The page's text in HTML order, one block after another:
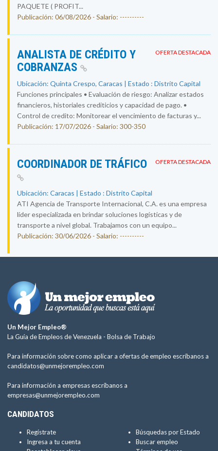
PAQUETE ( PROFIT...
Publicación: 06/08/2026 - Salario: ----------
OFERTA DESTACADA
ANALISTA DE CRÉDITO Y
COBRANZAS
Ubicación: Quinta Crespo, Caracas | Estado : Distrito Capital
Funciones principales • Evaluación de riesgo: Analizar estados
financieros, historiales crediticios y capacidad de pago. •
Control de credito: Monitorear el vencimiento de facturas y...
Publicación: 17/07/2026 - Salario: 300-350
OFERTA DESTACADA
COORDINADOR DE TRÁFICO
Ubicación: Caracas | Estado : Distrito Capital
ATI Agencia de Transporte Internacional, C.A. es una empresa
líder especializada en brindar soluciones logísticas y de
transporte a nivel global. Trabajamos con un equipo...
Publicación: 30/06/2026 - Salario: ----------
Un Mejor Empleo®
La Guía de Empleos de Venezuela - Bolsa de Trabajo
Para información sobre como aplicar a ofertas de empleo escríbanos a
candidatos@unmejorempleo.com
Para información a empresas escríbanos a
empresas@unmejorempleo.com
CANDIDATOS
Regístrate
Ingresa a tu cuenta
Búsquedas por Estado
Buscar empleo